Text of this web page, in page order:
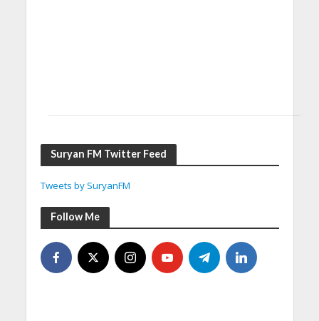
Suryan FM Twitter Feed
Tweets by SuryanFM
Follow Me